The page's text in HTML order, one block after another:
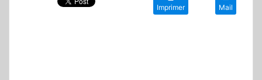
Imprimer Mail